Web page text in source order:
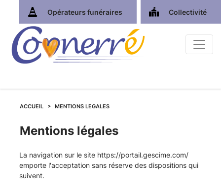
Opérateurs funéraires Collectivité
ACCUEIL MENTIONS LEGALES
Mentions légales
La navigation sur le site https://portail.gescime.com/
emporte l'acceptation sans réserve des dispositions qui
suivent.